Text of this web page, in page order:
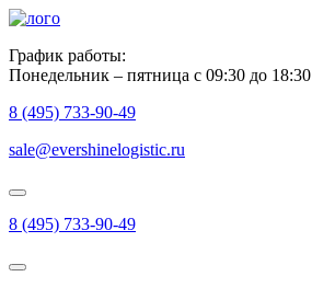
График работы:
Понедельник – пятница с 09:30 до 18:30
8 (495) 733-90-49
sale@evershinelogistic.ru
8 (495) 733-90-49